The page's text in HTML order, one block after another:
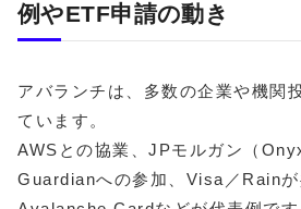
例やETF申請の動き
アバランチは、多数の企業や機関
ています。
AWSとの協業、JPモルガン（
Guardianへの参加、Visa／Rainが